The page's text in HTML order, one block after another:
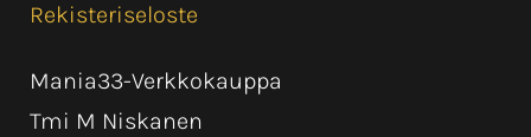
Rekisteriseloste
Mania33-Verkkokauppa
Tmi M Niskanen